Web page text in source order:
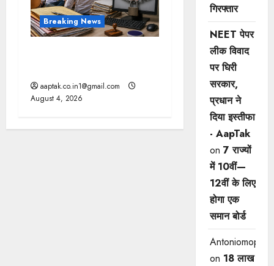
Breaking News
aaptak.co.in1@gmail.com
August 4, 2026
गिरफ्तार
NEET पेपर
लीक विवाद
पर घिरी
सरकार,
प्रधान ने
दिया इस्तीफा
- AapTak
on 7 राज्यों
में 10वीं—
12वीं ​के लिए
होगा एक
समान बोर्ड
Antoniomop
on 18 लाख